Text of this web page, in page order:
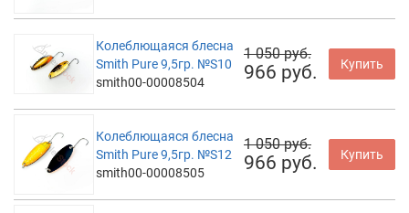
Колеблющаяся блесна
Smith Pure 9,5гр. №S10
smith00-00008504
1 050 руб.
966 руб. Купить
Колеблющаяся блесна
Smith Pure 9,5гр. №S12
smith00-00008505
1 050 руб.
966 руб. Купить